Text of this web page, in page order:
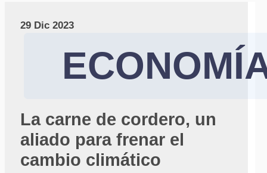
29 Dic 2023
La carne de cordero, un
aliado para frenar el
cambio climático